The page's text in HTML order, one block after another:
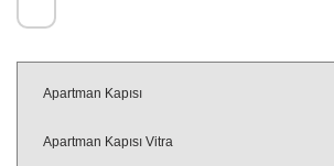
Apartman Kapısı
Apartman Kapısı Vitra